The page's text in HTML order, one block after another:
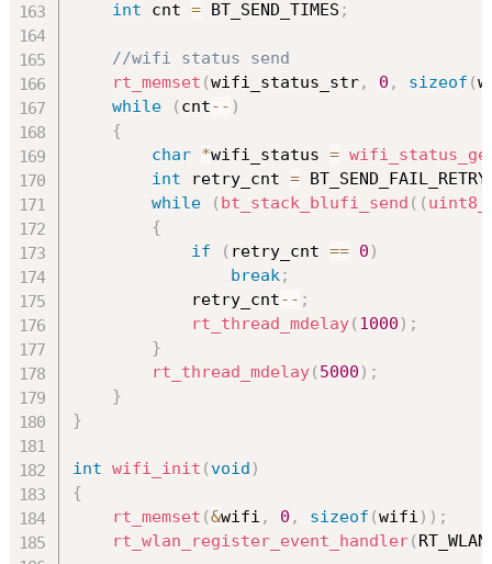
int cnt = BT_SEND_TIMES ;
//wifi status send
rt_memset (wifi_status_str, 0 , sizeof (
while
( cnt-- )
{
char *wifi_status =
int retry_cnt = BT_SEND_FAIL_RETRY
while
( bt_stack_blufi_send ( (
{
if
( retry_cnt == 0 )
break;
            retry_cnt
-- ;
rt_thread_mdelay( 1000 ) ;
}
rt_thread_mdelay( 5000 ) ;
}
}
int wifi_init (void )
{
rt_memset (&wifi , 0 , sizeof (wifi ) ) ;
rt_wlan_register_event_handler(